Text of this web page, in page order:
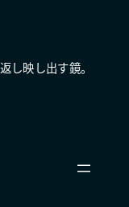
し映し出す鏡。